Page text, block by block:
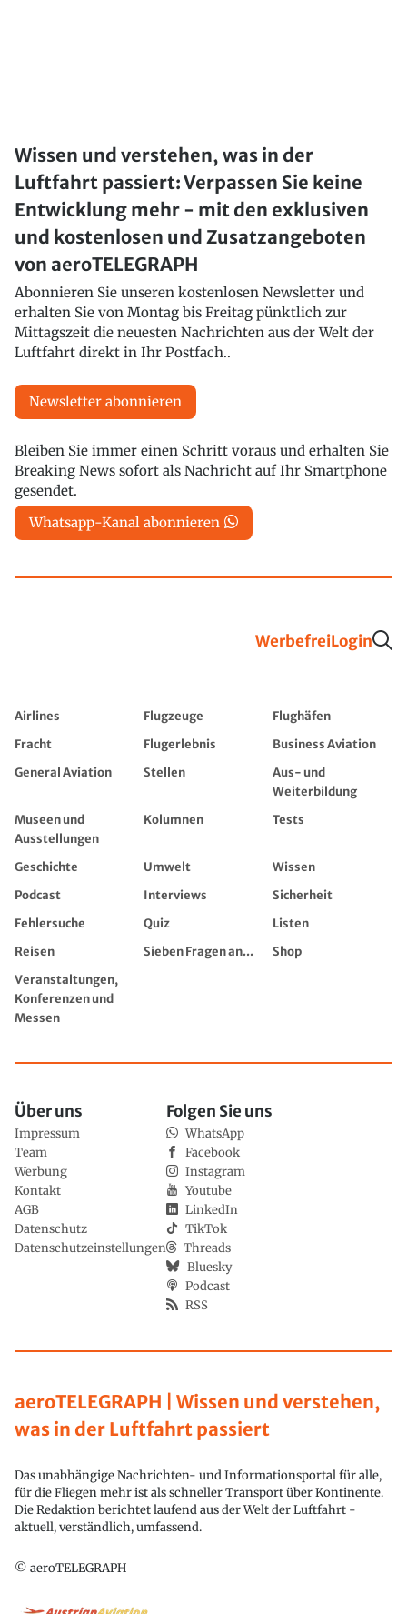
Wissen und verstehen, was in der
Luftfahrt passiert: Verpassen Sie keine
Entwicklung mehr - mit den exklusiven
und kostenlosen und Zusatzangeboten
von aeroTELEGRAPH
Abonnieren Sie unseren kostenlosen Newsletter und
erhalten Sie von Montag bis Freitag pünktlich zur
Mittagszeit die neuesten Nachrichten aus der Welt der
Luftfahrt direkt in Ihr Postfach..
Newsletter abonnieren
Bleiben Sie immer einen Schritt voraus und erhalten Sie
Breaking News sofort als Nachricht auf Ihr Smartphone
gesendet.
Whatsapp-Kanal abonnieren
WerbefreiLogin
Airlines Flugzeuge
Flughäfen
Fracht
Flugerlebnis
Business Aviation
General Aviation
Stellen
Aus- und
Weiterbildung
Museen und
Ausstellungen
Kolumnen Tests
Geschichte Umwelt
Wissen
Podcast
Interviews
Sicherheit
Fehlersuche
Quiz
Listen
Reisen
Sieben Fragen an...
Shop
Veranstaltungen,
Konferenzen und
Messen
aeroTELEGRAPH | Wissen und verstehen,
was in der Luftfahrt passiert
Das unabhängige Nachrichten- und Informationsportal für alle,
für die Fliegen mehr ist als schneller Transport über Kontinente.
Die Redaktion berichtet laufend aus der Welt der Luftfahrt -
aktuell, verständlich, umfassend.
© aeroTELEGRAPH
Über uns
Impressum
Team
Werbung
Kontakt
AGB
Datenschutz
Datenschutzeinstellungen
Folgen Sie uns
WhatsApp
Facebook
Instagram
Youtube
LinkedIn
TikTok
Threads
Bluesky
Podcast
RSS